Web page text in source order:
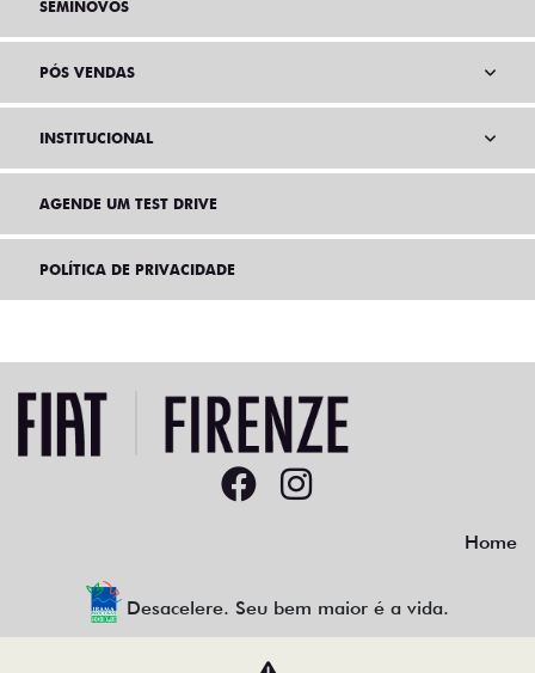
SEMINOVOS
PÓS VENDAS
INSTITUCIONAL
AGENDE UM TEST DRIVE
POLÍTICA DE PRIVACIDADE
Home
Desacelere. Seu bem maior é a vida.